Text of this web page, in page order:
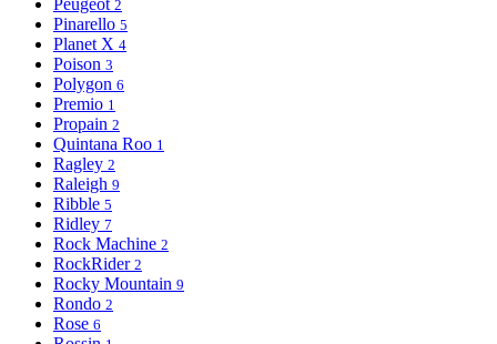
2
Pinarello 5
Planet X 4
Poison 3
Polygon 6
Premio 1
Propain 2
Quintana Roo 1
Ragley 2
Raleigh 9
Ribble 5
Ridley 7
Rock Machine 2
RockRider 2
Rocky Mountain 9
Rondo 2
Rose 6